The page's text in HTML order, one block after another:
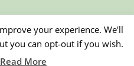
your experience. We'll
you can opt-out if you wish.
Read More